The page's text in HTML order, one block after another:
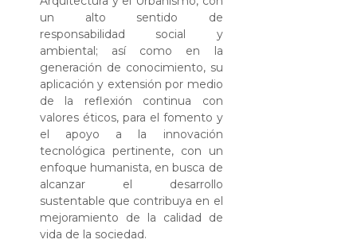
un alto sentido de
responsabilidad social y
ambiental; así como en la
generación de conocimiento, su
aplicación y extensión por medio
de la reflexión continua con
valores éticos, para el fomento y
el apoyo a la innovación
tecnológica pertinente, con un
enfoque humanista, en busca de
alcanzar el desarrollo
sustentable que contribuya en el
mejoramiento de la calidad de
vida de la sociedad.